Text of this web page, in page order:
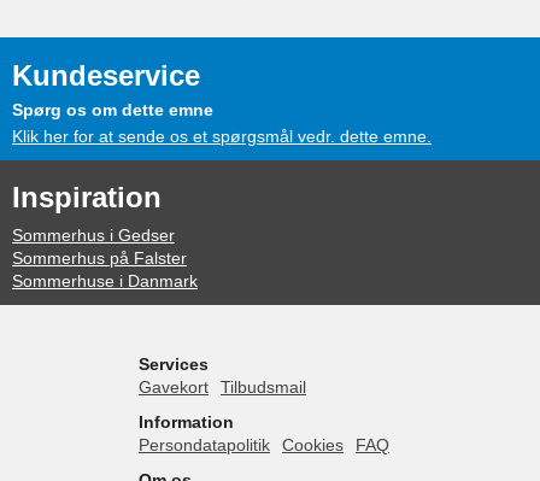
Kundeservice
Spørg os om dette emne
Klik her for at sende os et spørgsmål vedr. dette emne.
Inspiration
Sommerhus i Gedser
Sommerhus på Falster
Sommerhuse i Danmark
Services
Gavekort
Tilbudsmail
Information
Persondatapolitik
Cookies
FAQ